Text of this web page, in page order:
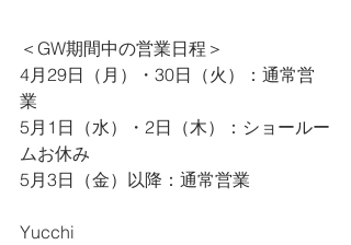
＜GW期間中の営業日程＞
4月29日（月）・30日（火）：通常営
業
5月1日（水）・2日（木）：ショールー
ムお休み
5月3日（金）以降：通常営業
Yucchi